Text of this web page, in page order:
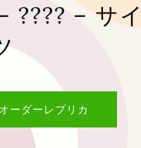
???? – サ
オーダーレプリカ